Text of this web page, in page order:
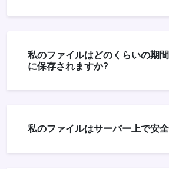
私のファイルはどのくらいの期
に保存されますか?
私のファイルはサーバー上で安